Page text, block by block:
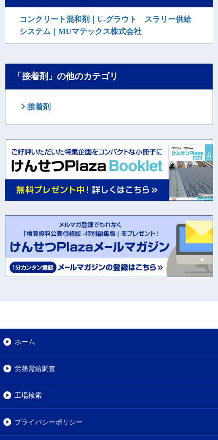
コンクリート混和剤｜U-グラウト スラリー供給
システム｜MUマテックス株式会社
「接着剤」の他のカテゴリ
接着剤
ホーム
労務需給調査
工場検索
プライバシーポリシー